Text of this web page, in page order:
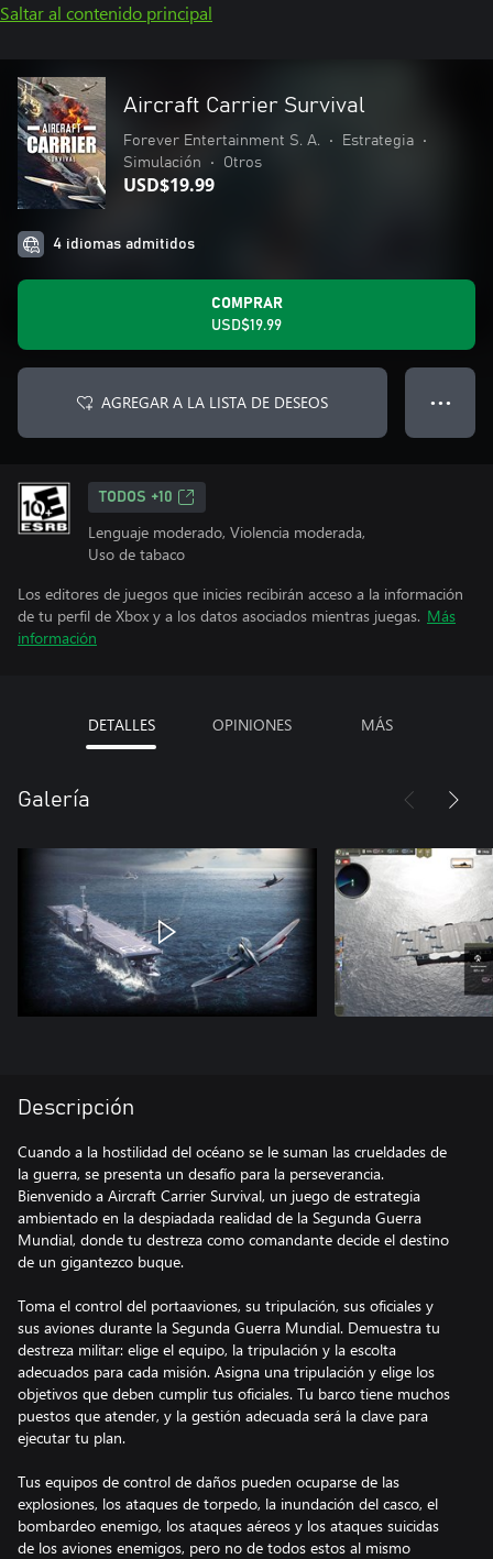
Saltar al contenido principal
Aircraft Carrier Survival
Forever Entertainment S. A. • Estrategia
•
Simulación
• Otros
USD$19.99
4 idiomas admitidos
COMPRAR
USD$19.99
AGREGAR A LA LISTA DE DESEOS ● ● ●
TODOS +10
Lenguaje moderado, Violencia moderada,
Uso de tabaco
Los editores de juegos que inicies recibirán acceso a la información
de tu perfil de Xbox y a los datos asociados mientras juegas. Más
información
DETALLES OPINIONES MÁS
Galería
Descripción
Cuando a la hostilidad del océano se le suman las crueldades de
la guerra, se presenta un desafío para la perseverancia.
Bienvenido a Aircraft Carrier Survival, un juego de estrategia
ambientado en la despiadada realidad de la Segunda Guerra
Mundial, donde tu destreza como comandante decide el destino
de un gigantezco buque.
Toma el control del portaaviones, su tripulación, sus oficiales y
sus aviones durante la Segunda Guerra Mundial. Demuestra tu
destreza militar: elige el equipo, la tripulación y la escolta
adecuados para cada misión. Asigna una tripulación y elige los
objetivos que deben cumplir tus oficiales. Tu barco tiene muchos
puestos que atender, y la gestión adecuada será la clave para
ejecutar tu plan.
Tus equipos de control de daños pueden ocuparse de las
explosiones, los ataques de torpedo, la inundación del casco, el
bombardeo enemigo, los ataques aéreos y los ataques suicidas
de los aviones enemigos, pero no de todos estos al mismo